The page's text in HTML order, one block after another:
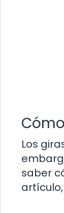
Los
saber